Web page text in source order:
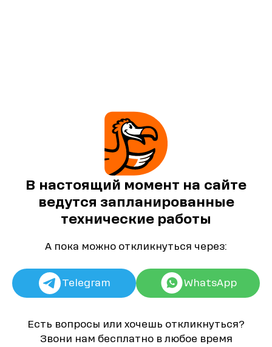
В настоящий момент на сайте
ведутся запланированные
технические работы
А пока можно откликнуться через:
Telegram WhatsApp
Есть вопросы или хочешь откликнуться?
Звони нам бесплатно в любое время